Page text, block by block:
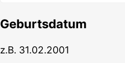
Geburtsdatum
z.B. 31.02.2001